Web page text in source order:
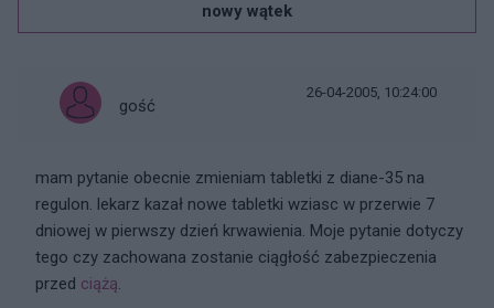
nowy wątek
gość
26-04-2005, 10:24:00
mam pytanie obecnie zmieniam tabletki z diane-35 na
regulon. lekarz kazał nowe tabletki wziasc w przerwie 7
dniowej w pierwszy dzień krwawienia. Moje pytanie dotyczy
tego czy zachowana zostanie ciągłość zabezpieczenia
przed ciążą.